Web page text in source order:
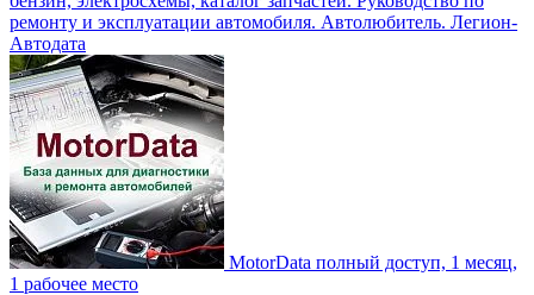
ремонту и эксплуатации автомобиля. Автолюбитель. Легион-
Aвтодата
MotorData полный доступ, 1 месяц,
1 рабочее место